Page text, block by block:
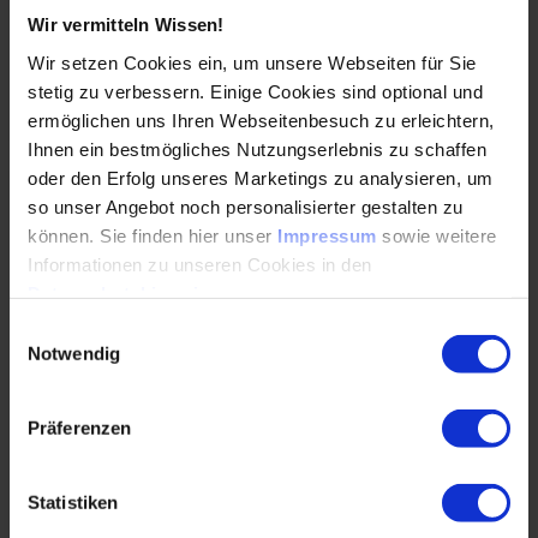
Wir vermitteln Wissen!
Wir setzen Cookies ein, um unsere Webseiten für Sie
stetig zu verbessern. Einige Cookies sind optional und
ermöglichen uns Ihren Webseitenbesuch zu erleichtern,
Ihnen ein bestmögliches Nutzungserlebnis zu schaffen
oder den Erfolg unseres Marketings zu analysieren, um
so unser Angebot noch personalisierter gestalten zu
können. Sie finden hier unser Impressum sowie weitere
Informationen zu unseren Cookies in den
Notwendig
Präferenzen
Statistiken
DETAILS & BUCHEN
Seminar
Schlagfertigkeit und Durchsetzungsstrategien für
Ingenieur*innen
Im Seminar Schlagfertigkeit und
Führungskräfte aller industriellen Branchen ein
Durchführungen
Veranstaltungsdatum
04. – 05.11.2026
Alle Termine ansehen